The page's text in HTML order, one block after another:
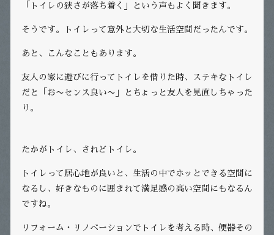
「トイレの狭さが落ち着く」という声もよく聞きます。
そうです。トイレって意外と大切な生活空間だったんです。
あと、こんなこともあります。
友人の家に遊びに行ってトイレを借りた時、ステキなトイレ
だと「お〜センス良い〜」とちょっと友人を見直しちゃった
り。
たかがトイレ、されどトイレ。
トイレって居心地が良いと、生活の中でホッとできる空間に
なるし、好きなものに囲まれて満足感の高い空間にもなるん
ですね。
リフォーム・リノベーションでトイレを考える時、便器その